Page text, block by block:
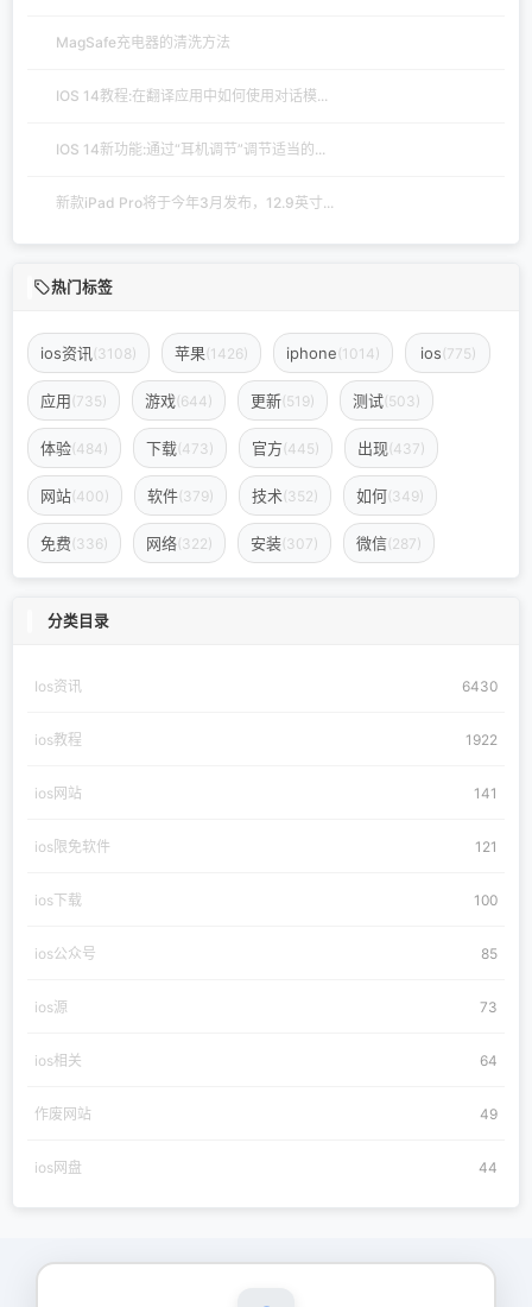
MagSafe充电器的清洗方法
IOS 14教程:在翻译应用中如何使用对话模...
IOS 14新功能:通过“耳机调节”调节适当的...
新款iPad Pro将于今年3月发布，12.9英寸...
热门标签
ios资讯 (3108) 苹果(1426) iphone(1014) ios(775)
应用(735) 游戏(644) 更新(519) 测试(503)
体验(484) 下载(473) 官方(445) 出现(437)
网站(400) 软件(379) 技术(352) 如何(349)
免费(336) 网络(322) 安装(307) 微信(287)
分类目录
Ios资讯 6430
ios教程 1922
ios网站 141
ios限免软件 121
ios下载 100
ios公众号 85
ios源 73
ios相关 64
作废网站 49
ios网盘 44